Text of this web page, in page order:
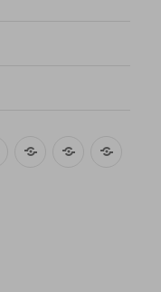
Gebäck KuchenTorten